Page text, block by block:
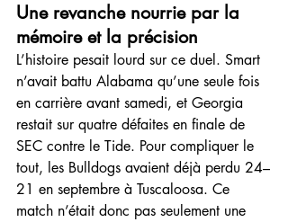
Une revanche nourrie par la
mémoire et la précision
L’histoire pesait lourd sur ce duel. Smart
n’avait battu Alabama qu’une seule fois
en carrière avant samedi, et Georgia
restait sur quatre défaites en finale de
SEC contre le Tide. Pour compliquer le
tout, les Bulldogs avaient déjà perdu 24–
21 en septembre à Tuscaloosa. Ce
match n’était donc pas seulement une